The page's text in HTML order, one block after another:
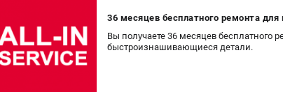
36 месяцев бесплатного ремонта
Вы получаете 36 месяцев бесплатного
быстроизнашивающиеся детали.